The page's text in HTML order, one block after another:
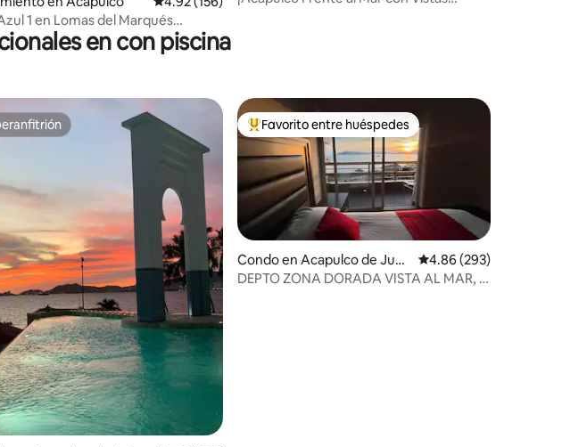
1 en Lomas del Marqués
en con piscina
4.95 de 5, 146 reseñas
Favorito entre huéspedes preferido
Favorito entre huéspedes
Condo en Acapulco de Juár
ez
Calificación promedio:
4.86 (293)
DEPTO ZONA DORADA VISTA AL MAR, A